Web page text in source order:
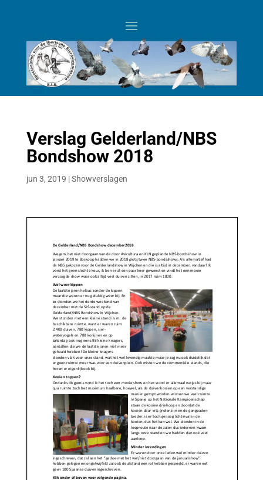
Verslag Gelderland/NBS
Bondshow 2018
jun 3, 2019 |Showverslagen